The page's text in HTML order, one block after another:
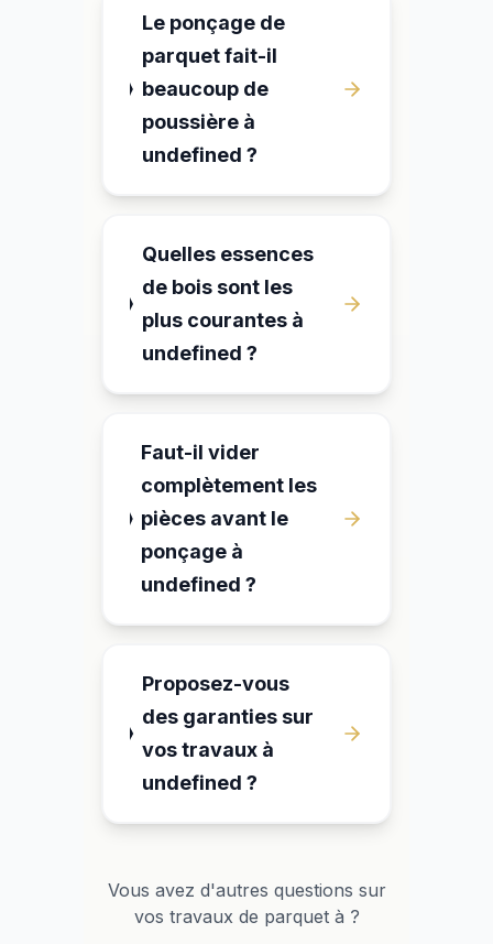
Le ponçage de
parquet fait-il
beaucoup de
poussière à
undefined ?
Quelles essences
de bois sont les
plus courantes à
undefined ?
Faut-il vider
complètement les
pièces avant le
ponçage à
undefined ?
Proposez-vous
des garanties sur
vos travaux à
undefined ?
Vous avez d'autres questions sur
vos travaux de parquet à ?